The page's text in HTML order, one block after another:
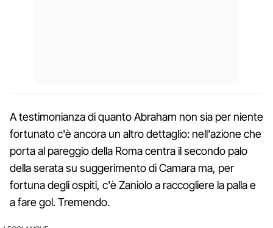
A testimonianza di quanto Abraham non sia per niente
fortunato c'è ancora un altro dettaglio: nell'azione che
porta al pareggio della Roma centra il secondo palo
della serata su suggerimento di Camara ma, per
fortuna degli ospiti, c'è Zaniolo a raccogliere la palla e
a fare gol. Tremendo.